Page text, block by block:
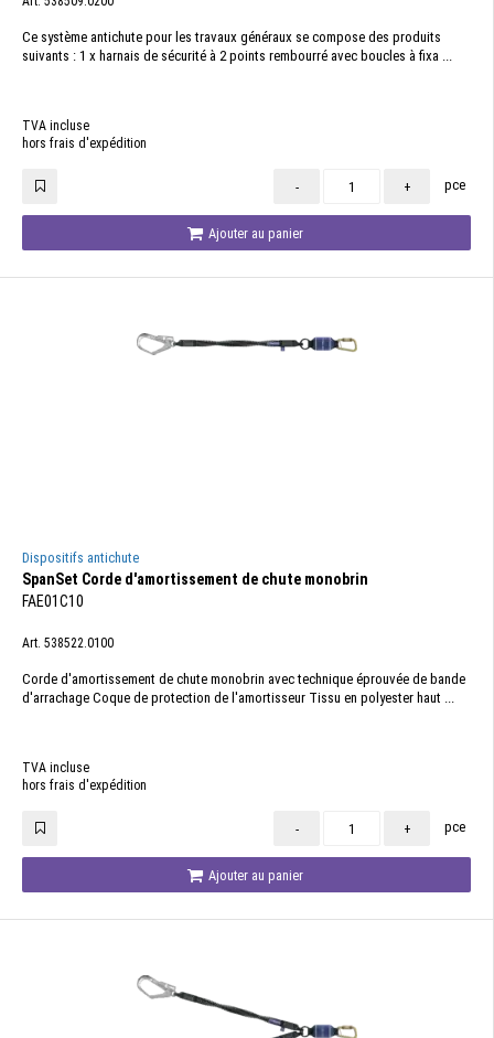
Ce système antichute pour les travaux généraux se compose des produits
suivants : 1 x harnais de sécurité à 2 points rembourré avec boucles à fixa ...
TVA incluse
hors frais d'expédition
- + pce
Ajouter au panier
Dispositifs antichute
SpanSet Corde d'amortissement de chute monobrin
FAE01C10
Art. 538522.0100
Corde d'amortissement de chute monobrin avec technique éprouvée de bande
d'arrachage Coque de protection de l'amortisseur Tissu en polyester haut ...
TVA incluse
hors frais d'expédition
- + pce
Ajouter au panier